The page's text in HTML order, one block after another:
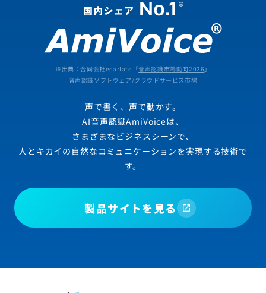
※出典：合同会社ecarlate「音声認識市場動向2026 」
音声認識ソフトウェア/クラウドサービス市場
声で書く、声で動かす。
AI音声認識AmiVoiceは、
さまざまなビジネスシーンで、
人とキカイの自然なコミュニケーションを実現する技術で
す。
製品サイトを見る